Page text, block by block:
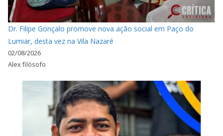
Dr. Filipe Gonçalo promove nova ação social em Paço do
Lumiar, desta vez na Vila Nazaré
02/08/2026
Alex filósofo